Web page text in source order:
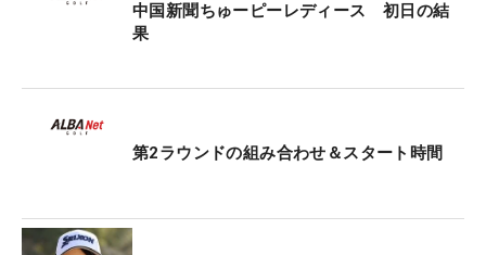
位。このままの位置でも、3～10位以内の選手に与
えられる最終QT出場権は得られるが、見るのはもち
ェン（台湾）は通算1760万8750円を稼ぎ独走を続
けるが、2位の鬼頭さくら（811万4607円）との差
掛かっていくが、十分にひっくり返せる差だ。
中国新聞ちゅーピーレディース 初日の結
果
第2ラウンドの組み合わせ＆スタート時間